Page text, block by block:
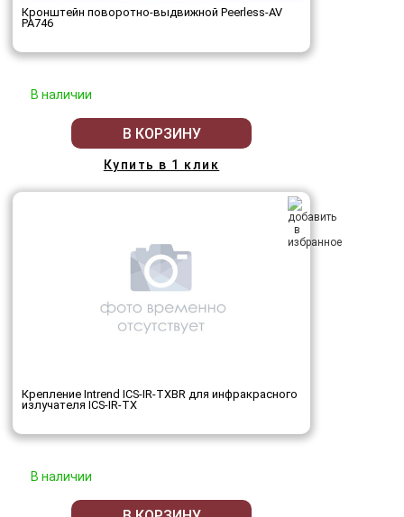
Кронштейн поворотно-выдвижной Peerless-AV
PA746
В наличии
В КОРЗИНУ
Купить в 1 клик
Крепление Intrend ICS-IR-TXBR для инфракрасного
излучателя ICS-IR-TX
В наличии